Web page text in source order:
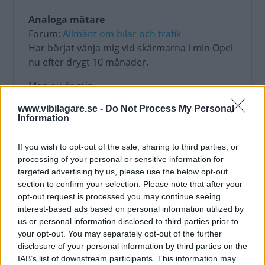
www.vibilagare.se - Do Not Process My Personal
Information
If you wish to opt-out of the sale, sharing to third parties, or
processing of your personal or sensitive information for
targeted advertising by us, please use the below opt-out
section to confirm your selection. Please note that after your
opt-out request is processed you may continue seeing
interest-based ads based on personal information utilized by
us or personal information disclosed to third parties prior to
your opt-out. You may separately opt-out of the further
disclosure of your personal information by third parties on the
IAB’s list of downstream participants. This information may
Analoga mätare
Forum: Allmänt om bilar och trafik
Har börjat vänja mig vid skärmarna i min Opel
nu efter drygt 10 månader.
Men nu är min...
Uppdaterat: 2021-08-31 19:09
Biogaskonvertering.
Forum:Teknik och elektronik
Klurade på att konvertera mig gamle Jeep till
biogas. Har en anläggning i närheten och
den...
Uppdaterat: 2021-08-15 11:57